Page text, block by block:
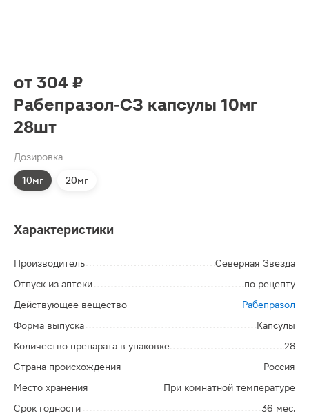
от 304 ₽
Рабепразол-СЗ капсулы 10мг
28шт
Дозировка
10мг 20мг
Характеристики
Производитель
Северная Звезда
Отпуск из аптеки
по рецепту
Действующее вещество
Рабепразол
Форма выпуска
Капсулы
Количество препарата в упаковке
28
Страна происхождения
Россия
Место хранения
При комнатной температуре
Срок годности
36 мес.